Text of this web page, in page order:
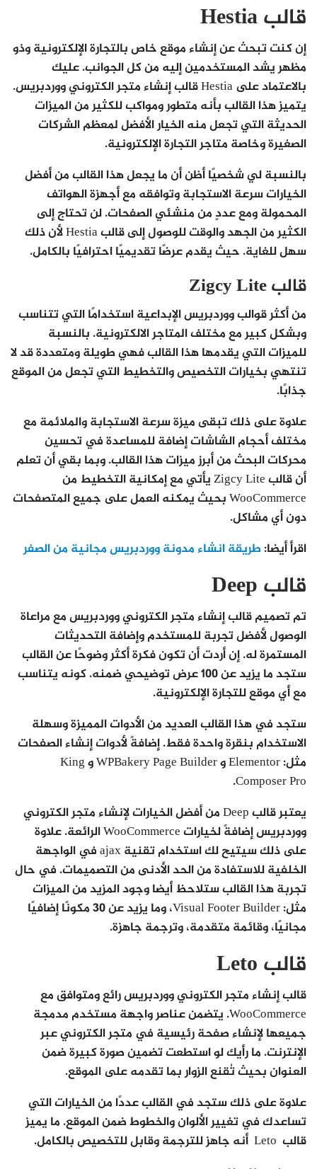
قالب Hestia
إن كنت تبحث عن إنشاء موقع خاص بالتجارة الإلكترونية وذو
مظهر يشد المستخدمين إليه من كل الجوانب. عليك
بالاعتماد على Hestia قالب إنشاء متجر الكتروني ووردبريس.
يتميز هذا القالب بأنه متطور ومواكب للكثير من الميزات
الحديثة التي تجعل منه الخيار الأفضل لمعظم الشركات
الصغيرة وخاصة متاجر التجارة الإلكترونية.
بالنسبة لي شخصيًا أظن أن ما يجعل هذا القالب من أفضل
الخيارات سرعة الاستجابة وتوافقه مع أجهزة الهواتف
المحمولة ومع عددٍ من منشئي الصفحات. لن تحتاج إلى
الكثير من الجهد والوقت للوصول إلى قالب Hestia لأن ذلك
سهل للغاية. حيث يقدم عرضًا تقديميًا احترافيًا بالكامل.
قالب Zigcy Lite
من أكثر قوالب ووردبريس الإبداعية استخدامًا التي تتناسب
وبشكل كبير مع مختلف المتاجر الالكترونية. بالنسبة
للميزات التي يقدمها هذا القالب فهي طويلة ومتعددة قد لا
تنتهي بخيارات التخصيص والتخطيط التي تجعل من الموقع
جذابًا.
علاوة على ذلك تبقى ميزة سرعة الاستجابة والملائمة مع
مختلف أحجام الشاشات إضافة للمساعدة في تحسين
محركات البحث من أبرز ميزات هذا القالب. وبما بقي أن تعلم
أن قالب Zigcy Lite يأتي مع إمكانية التخطيط من
WooCommerce بحيث يمكنه العمل على جميع المتصفحات
دون أي مشاكل.
اقرأ أيضا:طريقة انشاء مدونة ووردبريس مجانية من الصفر
قالب Deep
تم تصميم قالب إنشاء متجر الكتروني ووردبريس مع مراعاة
الوصول لأفضل تجربة للمستخدم وإضافة التحديثات
المستمرة له. إن أردت أن تكون فكرة أكثر وضوحًا عن القالب
ستجد ما يزيد عن 100 عرض توضيحي ضمنه. كونه يتناسب
مع أي موقع للتجارة الإلكترونية.
ستجد في هذا القالب العديد من الأدوات المميزة وسهلة
الاستخدام بنقرة واحدة فقط. إضافةً لأدوات إنشاء الصفحات
مثل: Elementor و WPBakery Page Builder و King
Composer Pro.
يعتبر قالب Deep من أفضل الخيارات لإنشاء متجر الكتروني
ووردبريس إضافةً لخيارات WooCommerce الرائعة. علاوة
على ذلك سيتيح لك استخدام تقنية ajax في الواجهة
الخلفية للاستفادة من الحد الأدنى من التصميمات. في حال
تجربة هذا القالب ستلاحظ أيضا وجود المزيد من الميزات
مثل: Visual Footer Builder، وما يزيد عن 30 مكونًا إضافيًا
مجانيًا، وقائمة متقدمة، وترجمة جاهزة.
قالب Leto
قالب إنشاء متجر الكتروني ووردبريس رائع ومتوافق مع
WooCommerce. يتضمن عناصر واجهة مستخدم مدمجة
جميعها لإنشاء صفحة رئيسية في متجر الكتروني عبر
الإنترنت. ما رأيك لو استطعت تضمين صورة كبيرة ضمن
العنوان بحيث تُقنع الزوار بما تقدمه على الموقع.
علاوة على ذلك ستجد في القالب عددًا من الخيارات التي
تساعدك في تغيير الألوان والخطوط ضمن الموقع. ما يميز
قالب Leto أنه جاهز للترجمة وقابل للتخصيص بالكامل.